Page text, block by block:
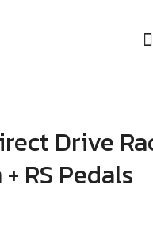
Drive
RS Pedals